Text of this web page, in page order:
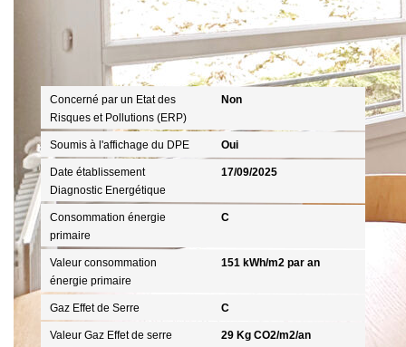
Diagnostics
Concerné par un Etat des
Risques et Pollutions (ERP)
Non
Soumis à l'affichage du DPE Oui
Date établissement
Diagnostic Energétique
17/09/2025
Consommation énergie
primaire
C
Valeur consommation
énergie primaire
151 kWh/m2 par an
Gaz Effet de Serre C
Valeur Gaz Effet de serre 29 Kg CO2/m2/an